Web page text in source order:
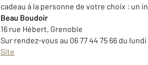
cadeau à la personne de votre choix : un
Beau Boudoir
16 rue Hébert, Grenoble
Sur rendez-vous au 06 77 44 75 66 du
Site